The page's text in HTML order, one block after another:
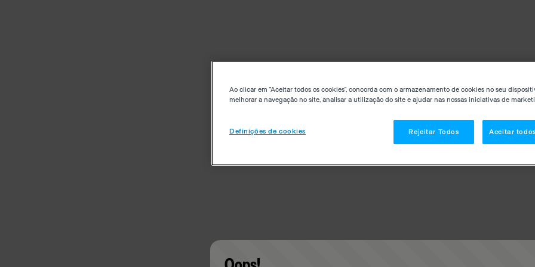
Ao clicar em "Aceitar todos os cookies", concorda com o armazenamento de cookies no seu
melhorar a navegação no site, analisar a utilização do site e ajudar nas nossas iniciativas de
Definições de cookies Rejeitar Todos Aceitar